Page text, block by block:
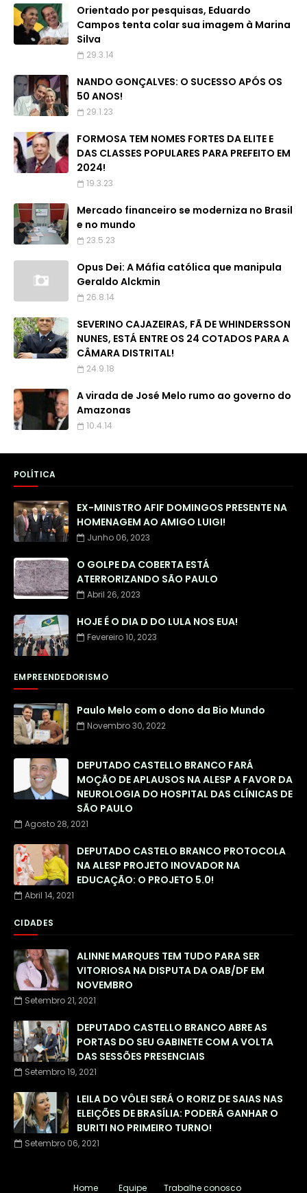
Orientado por pesquisas, Eduardo
Campos tenta colar sua imagem à Marina
Silva
29.3.14
NANDO GONÇALVES: O SUCESSO APÓS OS
50 ANOS!
29.1.23
FORMOSA TEM NOMES FORTES DA ELITE E
DAS CLASSES POPULARES PARA PREFEITO EM
2024!
19.3.23
Mercado financeiro se moderniza no Brasil
e no mundo
23.5.23
Opus Dei: A Máfia católica que manipula
Geraldo Alckmin
26.8.14
SEVERINO CAJAZEIRAS, FÃ DE WHINDERSSON
NUNES, ESTÁ ENTRE OS 24 COTADOS PARA A
CÂMARA DISTRITAL!
24.9.18
A virada de José Melo rumo ao governo do
Amazonas
10.4.14
POLÍTICA
EX-MINISTRO AFIF DOMINGOS PRESENTE NA
HOMENAGEM AO AMIGO LUIGI!
Junho 06, 2023
O GOLPE DA COBERTA ESTÁ
ATERRORIZANDO SÃO PAULO
Abril 26, 2023
HOJE É O DIA D DO LULA NOS EUA!
Fevereiro 10, 2023
EMPREENDEDORISMO
Paulo Melo com o dono da Bio Mundo
Novembro 30, 2022
DEPUTADO CASTELLO BRANCO FARÁ
MOÇÃO DE APLAUSOS NA ALESP A FAVOR DA
NEUROLOGIA DO HOSPITAL DAS CLÍNICAS DE
SÃO PAULO
Agosto 28, 2021
DEPUTADO CASTELO BRANCO PROTOCOLA
NA ALESP PROJETO INOVADOR NA
EDUCAÇÃO: O PROJETO 5.0!
Abril 14, 2021
CIDADES
ALINNE MARQUES TEM TUDO PARA SER
VITORIOSA NA DISPUTA DA OAB/DF EM
NOVEMBRO
Setembro 21, 2021
DEPUTADO CASTELLO BRANCO ABRE AS
PORTAS DO SEU GABINETE COM A VOLTA
DAS SESSÕES PRESENCIAIS
Setembro 19, 2021
LEILA DO VÔLEI SERÁ O RORIZ DE SAIAS NAS
ELEIÇÕES DE BRASÍLIA: PODERÁ GANHAR O
BURITI NO PRIMEIRO TURNO!
Setembro 06, 2021
Home Equipe Trabalhe conosco